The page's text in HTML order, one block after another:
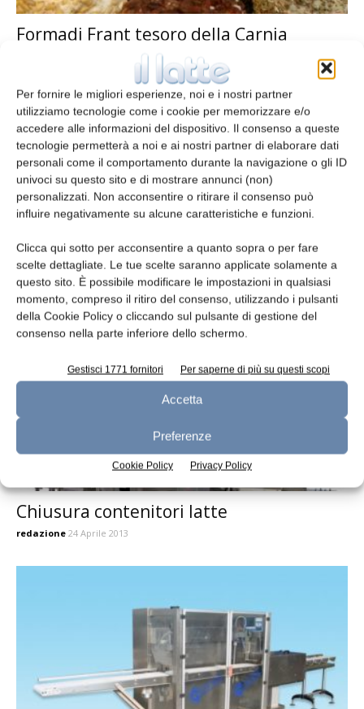
Per fornire le migliori esperienze, noi e i nostri partner
utilizziamo tecnologie come i cookie per memorizzare e/o
accedere alle informazioni del dispositivo. Il consenso a queste
tecnologie permetterà a noi e ai nostri partner di elaborare dati
personali come il comportamento durante la navigazione o gli ID
univoci su questo sito e di mostrare annunci (non)
personalizzati. Non acconsentire o ritirare il consenso può
influire negativamente su alcune caratteristiche e funzioni.
Clicca qui sotto per acconsentire a quanto sopra o per fare
scelte dettagliate. Le tue scelte saranno applicate solamente a
questo sito. È possibile modificare le impostazioni in qualsiasi
momento, compreso il ritiro del consenso, utilizzando i pulsanti
della Cookie Policy o cliccando sul pulsante di gestione del
consenso nella parte inferiore dello schermo.
Gestisci 1771 fornitori Per saperne di più su questi scopi
Accetta
Preferenze
Cookie Policy Privacy Policy
Formadi Frant tesoro della Carnia
La nuova disciplina sui claims salutistici
redazione 24 Aprile 2013
Chiusura contenitori latte
redazione 24 Aprile 2013